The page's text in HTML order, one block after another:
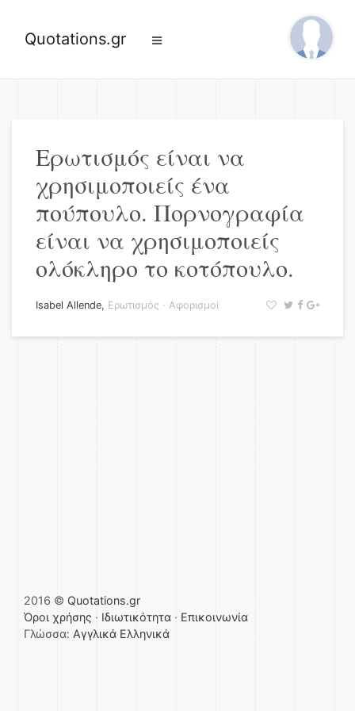
Quotations.gr
Ερωτισμός είναι να
χρησιμοποιείς ένα
πούπουλο. Πορνογραφία
είναι να χρησιμοποιείς
ολόκληρο το κοτόπουλο.
Isabel Allende, Ερωτισμός · Αφορισμοί
2016 © Quotations.gr
Όροι χρήσης · Ιδιωτικότητα · Επικοινωνία
Γλώσσα: Αγγλικά Ελληνικά